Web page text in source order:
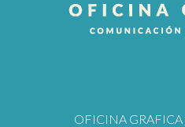
OFICINA GRAFICA